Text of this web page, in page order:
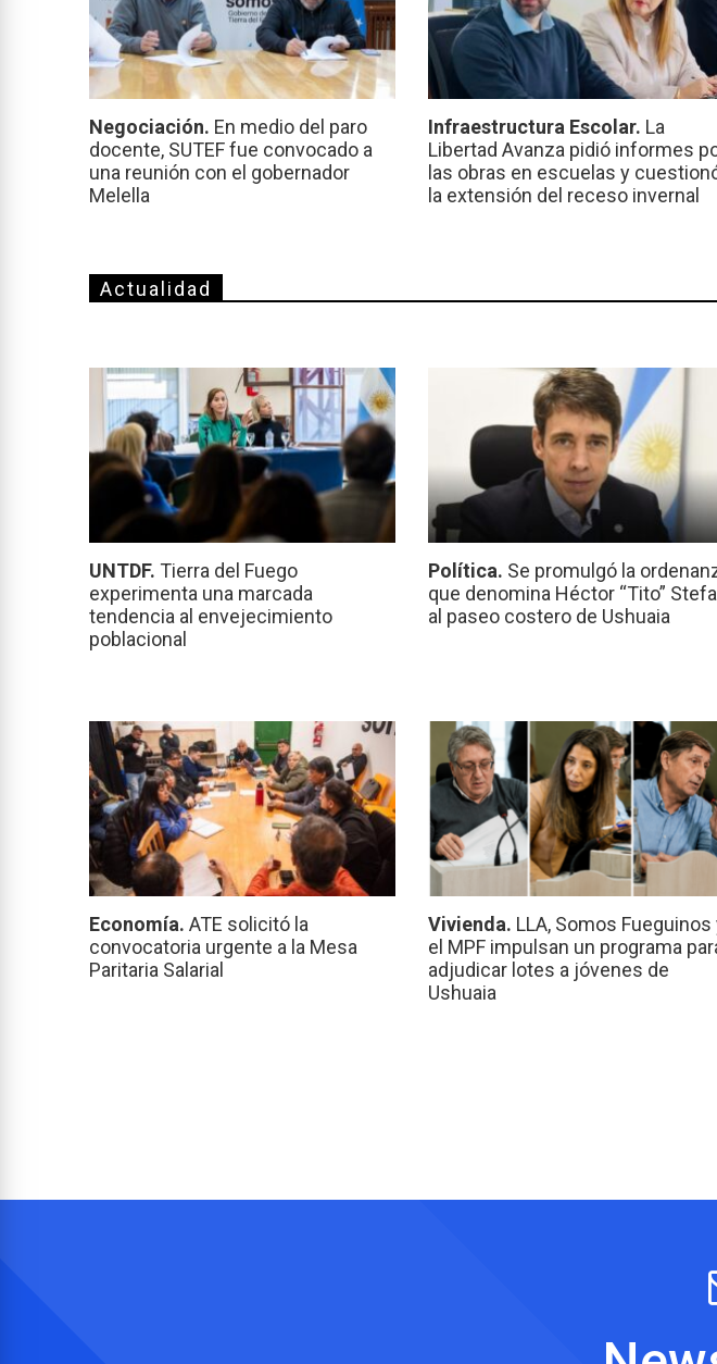
Negociación. En medio del paro
docente, SUTEF fue convocado a
una reunión con el gobernador
Melella
Infraestructura Escolar. La
Libertad Avanza pidió informes
las obras en escuelas y
la extensión del receso invernal
Actualidad
UNTDF. Tierra del Fuego
experimenta una marcada
tendencia al envejecimiento
poblacional
Política. Se promulgó la
que denomina Héctor “Tito”
al paseo costero de Ushuaia
Economía. ATE solicitó la
convocatoria urgente a la Mesa
Paritaria Salarial
Vivienda. LLA, Somos Fueguinos
el MPF impulsan un programa
adjudicar lotes a jóvenes de
Ushuaia